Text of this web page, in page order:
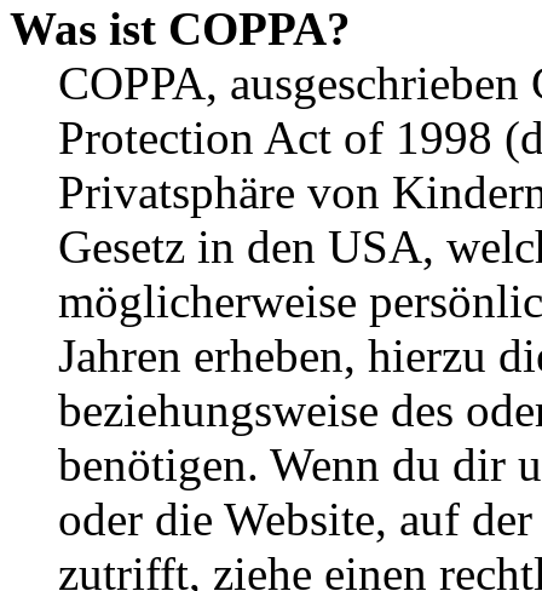
Was ist COPPA?
COPPA,
Protection Act of 1998
Privatsphäre von
Gesetz in den USA,
möglicherweise
Jahren erheben, hierzu
beziehungsweise des
benötigen. Wenn du dir
oder die Website, auf
zutrifft, ziehe einen